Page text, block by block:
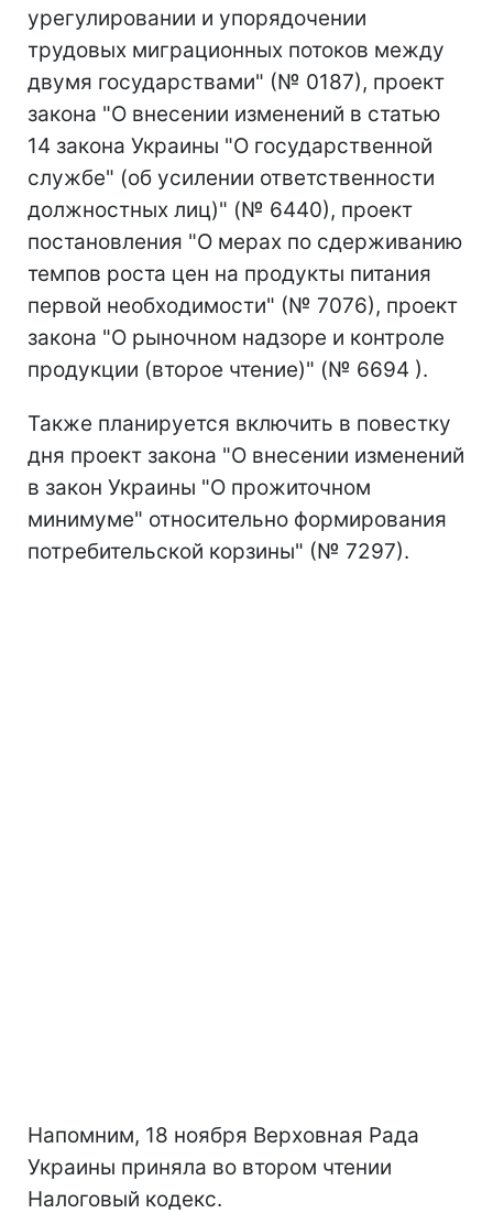
урегулировании и упорядочении
трудовых миграционных потоков между
двумя государствами" (№ 0187), проект
закона "О внесении изменений в статью
14 закона Украины "О государственной
службе" (об усилении ответственности
должностных лиц)" (№ 6440), проект
постановления "О мерах по сдерживанию
темпов роста цен на продукты питания
первой необходимости" (№ 7076), проект
закона "О рыночном надзоре и контроле
продукции (второе чтение)" (№ 6694 ).
Также планируется включить в повестку
дня проект закона "О внесении изменений
в закон Украины "О прожиточном
минимуме" относительно формирования
потребительской корзины" (№ 7297).
Напомним, 18 ноября Верховная Рада
Украины приняла во втором чтении
Налоговый кодекс.